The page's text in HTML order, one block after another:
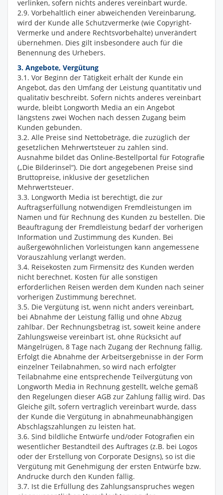
verlinken, sofern nichts anderes vereinbart wurde.
2.9. Vorbehaltlich einer abweichenden Vereinbarung,
wird der Kunde alle Schutzvermerke (wie Copyright-
Vermerke und andere Rechtsvorbehalte) unverändert
übernehmen. Dies gilt insbesondere auch für die
Benennung des Urhebers.
3. Angebote, Vergütung
3.1. Vor Beginn der Tätigkeit erhält der Kunde ein
Angebot, das den Umfang der Leistung quantitativ und
qualitativ beschreibt. Sofern nichts anderes vereinbart
wurde, bleibt Longworth Media an ein Angebot
längstens zwei Wochen nach dessen Zugang beim
Kunden gebunden.
3.2. Alle Preise sind Nettobeträge, die zuzüglich der
gesetzlichen Mehrwertsteuer zu zahlen sind.
Ausnahme bildet das Online-Bestellportal für Fotografie
(„Die Bilderinsel“). Die dort angegebenen Preise sind
Bruttopreise, inklusive der gesetzlichen
Mehrwertsteuer.
3.3. Longworth Media ist berechtigt, die zur
Auftragserfüllung notwendigen Fremdleistungen im
Namen und für Rechnung des Kunden zu bestellen. Die
Beauftragung der Fremdleistung bedarf der vorherigen
Information und Zustimmung des Kunden. Bei
außergewöhnlichen Vorleistungen kann angemessene
Vorauszahlung verlangt werden.
3.4. Reisekosten zum Firmensitz des Kunden werden
nicht berechnet. Kosten für alle sonstigen
erforderlichen Reisen werden dem Kunden nach seiner
vorherigen Zustimmung berechnet.
3.5. Die Vergütung ist, wenn nicht anders vereinbart,
bei Abnahme der Leistung fällig und ohne Abzug
zahlbar. Der Rechnungsbetrag ist, soweit keine andere
Zahlungsweise vereinbart ist, ohne Rücksicht auf
Mängelrügen, 8 Tage nach Zugang der Rechnung fällig.
Erfolgt die Abnahme der Arbeitsergebnisse in der Form
einzelner Teilabnahmen, so wird nach erfolgter
Teilabnahme eine entsprechende Teilvergütung von
Longworth Media in Rechnung gestellt, welche gemäß
den Regelungen dieser AGB zur Zahlung fällig wird. Das
Gleiche gilt, sofern vertraglich vereinbart wurde, dass
der Kunde die Vergütung in abnahmeunabhängigen
Abschlagszahlungen zu leisten hat.
3.6. Sind bildliche Entwürfe und/oder Fotografien ein
wesentlicher Bestandteil des Auftrages (z.B. bei Logos
oder der Erstellung von Corporate Designs), so ist die
Vergütung mit Genehmigung der ersten Entwürfe bzw.
Andrucke durch den Kunden fällig.
3.7. Ist die Erfüllung des Zahlungsanspruches wegen